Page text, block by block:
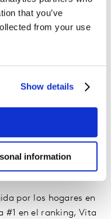
that you’ve
from your use
Show details
information
crecimiento de las
tres puntos. El
frecuencia o
es entender
crecer.
por los hogares en
#1 en el ranking, Vita